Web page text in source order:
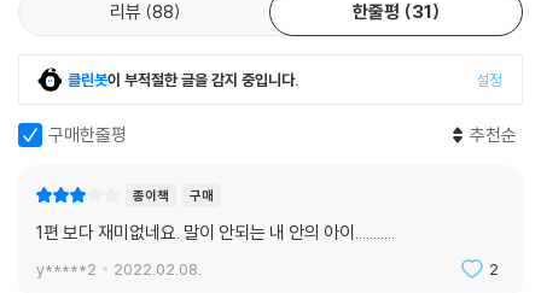
리뷰 88 한줄평 31
클린봇이 부적절한 글을 감지 중입니다. 설정
구매한줄평 추천순
종이책 구매
1편 보다 재미없네요. 말이 안되는 내 안의 아이...........
y*****2 2022.02.08. 2